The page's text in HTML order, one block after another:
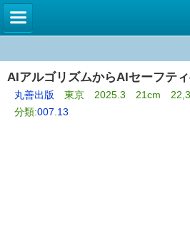
AIアルゴリズムからAIセーフ
丸善出版 東京 2025.3 21cm
分類:007.13